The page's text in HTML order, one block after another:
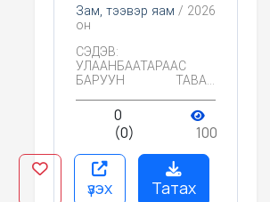
Зам, тээвэр яам / 2026
он
СЭДЭВ:
УЛААНБААТАРААС
БАРУУН ТАВАН
ДАГУУХ
ҮЙЛЧИЛГЭЭНИЙ
ГАЗРУУДЫГ
НЭМЭГДҮҮЛЭХ
БОЛОМЖИЙН
СУДАЛГАА ИЛТГЭГЧ:
Н.МИШЭЭЛ
0
(0)
100
үзэх Татах